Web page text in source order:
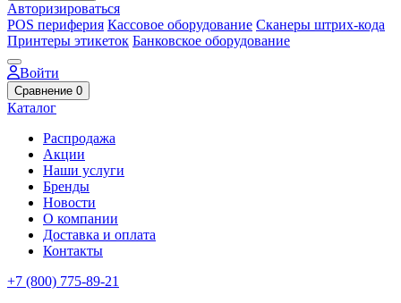
Авторизироваться
POS периферия Кассовое оборудование Сканеры штрих-кода
Принтеры этикеток Банковское оборудование
Войти
Сравнение 0
Каталог
Распродажа
Акции
Наши услуги
Бренды
Новости
О компании
Доставка и оплата
Контакты
+7 (800) 775-89-21